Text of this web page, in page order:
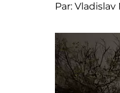
Par: Vladislav